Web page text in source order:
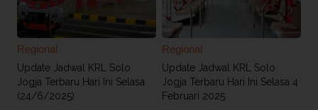
Regional
Update Jadwal KRL Solo
Jogja Terbaru Hari Ini Selasa
(24/6/2025)
Regional
Update Jadwal KRL Solo
Jogja Terbaru Hari Ini Selasa 4
Februari 2025